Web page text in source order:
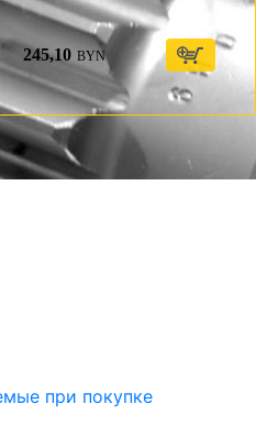
245,10 BYN
при покупке